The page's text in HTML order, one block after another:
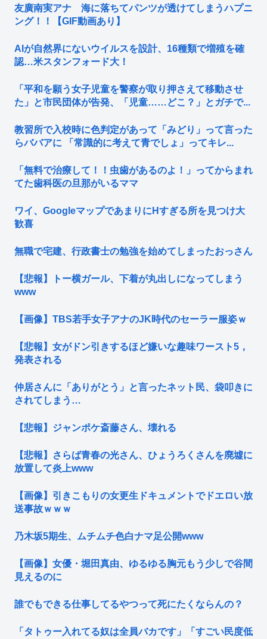
友廣南実アナ 海に落ちてパンツが透けてしまうハプニ
ング！！【GIF動画あり】
AIが自然界にないウイルスを設計、16種類で増殖を確
認…米スタンフォード大！
「平和を願う女子児童を警察が取り押さえて移動させ
た」と市民団体が告発、「児童……どこ？」とガチで...
教習所で入校時に色判定があって「みどり」って言った
らババアに 「常識的に考えて青でしょ」ってキレ...
「無料で治療して！！虫歯があるのよ！」ってからまれ
てた歯科医の旦那がいるママ
ワイ、GoogleマップであまりにΗすぎる所を見つけ大
歓喜
無職で宅建、行政書士の勉強を始めてしまったおっさん
【悲報】トー横ガール、下着が丸出しになってしまう
www
【画像】TBS若手女子アナのJK時代のセーラー服姿ｗ
【悲報】女がドン引きするほど嫌いな趣味ワースト5，
発表される
仲居さんに「ありがとう」と言ったネット民、袋叩きに
されてしまう…
【悲報】ジャンポケ斎藤さん、壊れる
【悲報】さらば青春の光さん、ひょうろくさんを廃墟に
放置して炎上www
【画像】引きこもりの女更生ドキュメントでドエロい放
送事故ｗｗｗ
乃木坂5期生、ムチムチ色白ナマ足公開www
【画像】女優・堀田真由、ゆるゆる胸元もう少しで谷間
見えるのに
誰でもできる仕事してるやつって死にたくならんの？
「タトゥー入れてる奴は全員バカです」「すごい民度低